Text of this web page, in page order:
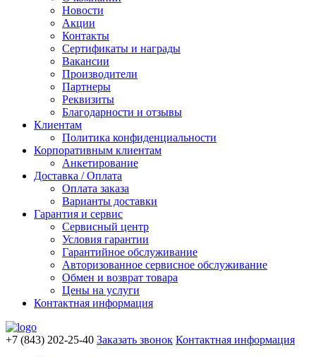
Новости
Акции
Контакты
Сертификаты и награды
Вакансии
Производители
Партнеры
Реквизиты
Благодарности и отзывы
Клиентам
Политика конфиденциальности
Корпоративным клиентам
Анкетирование
Доставка / Оплата
Оплата заказа
Варианты доставки
Гарантия и сервис
Сервисный центр
Условия гарантии
Гарантийное обслуживание
Авторизованное сервисное обслуживание
Обмен и возврат товара
Цены на услуги
Контактная информация
+7 (843) 202-25-40 Заказать звонок Контактная информация